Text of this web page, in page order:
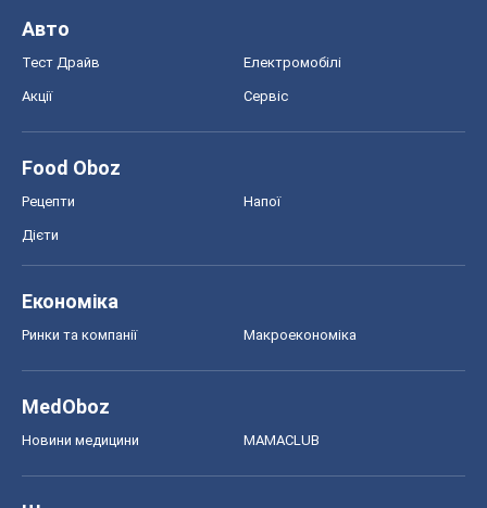
Авто
Тест Драйв Електромобілі
Акції Сервіс
Food Oboz
Рецепти Напої
Дієти
Економіка
Ринки та компанії Макроекономіка
MedOboz
Новини медицини MAMACLUB